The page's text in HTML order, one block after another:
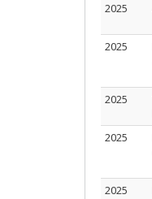
2025
2025
2025
2025
2025